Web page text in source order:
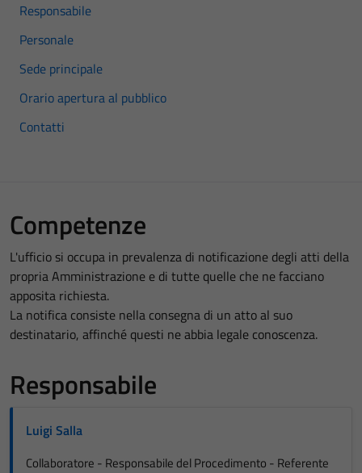
Responsabile
Personale
Sede principale
Orario apertura al pubblico
Contatti
Competenze
L'ufficio si occupa in prevalenza di notificazione degli atti della
propria Amministrazione e di tutte quelle che ne facciano
apposita richiesta.
La notifica consiste nella consegna di un atto al suo
destinatario, affinché questi ne abbia legale conoscenza.
Responsabile
Luigi Salla
Collaboratore - Responsabile del Procedimento - Referente